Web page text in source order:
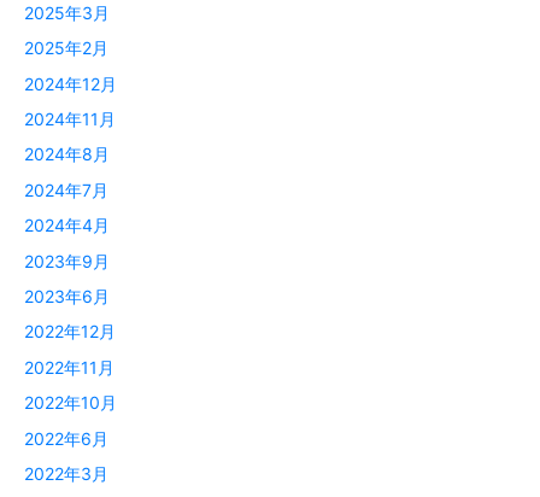
2025年3月
2025年2月
2024年12月
2024年11月
2024年8月
2024年7月
2024年4月
2023年9月
2023年6月
2022年12月
2022年11月
2022年10月
2022年6月
2022年3月